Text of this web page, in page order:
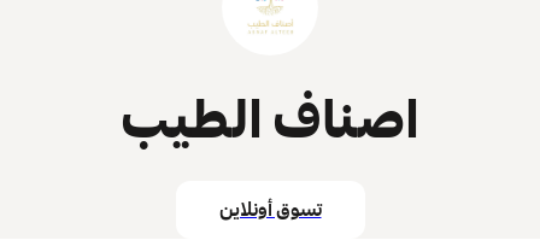
اصناف الطيب
تسوق أونلاين